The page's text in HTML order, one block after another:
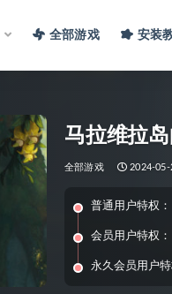
全部游戏 安装
马拉维拉
全部游戏 2024-05-
普通用户特权：
会员用户特权：
永久会员用户特